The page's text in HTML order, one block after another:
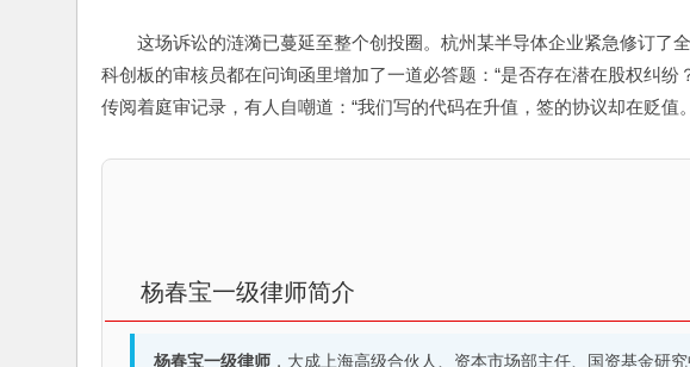
这场诉讼的涟漪已蔓延至整个创投圈。杭州某半导体企业紧急修订了
科创板的审核员都在问询函里增加了一道必答题：“是否存在潜在股权纠
传阅着庭审记录，有人自嘲道：“我们写的代码在升值，签的协议却在贬值
杨春宝一级律师简介
杨春宝一级律师，大成上海高级合伙人、资本市场部主任、国资基金研